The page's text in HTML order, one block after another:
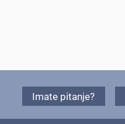
Imate pitanje?